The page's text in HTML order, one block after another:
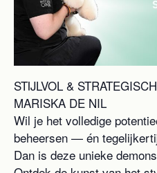
STIJLVOL &
MARISKA DE NIL
Wil je het volledige
beheersen — én
Dan is deze unieke